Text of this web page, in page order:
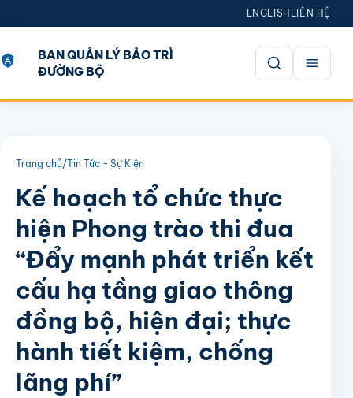
ENGLISH LIÊN HỆ
BAN QUẢN LÝ BẢO TRÌ
ĐƯỜNG BỘ
Mở tìm kiếm
Trang chủ/Tin Tức - Sự Kiện
Kế hoạch tổ chức thực
hiện Phong trào thi đua
“Đẩy mạnh phát triển kết
cấu hạ tầng giao thông
đồng bộ, hiện đại; thực
hành tiết kiệm, chống
lãng phí”